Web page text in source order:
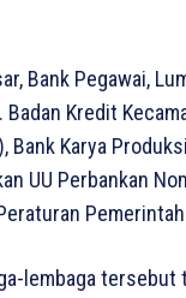
Bank Pegawai,
Kredit
Bank Karya
UU Perbankan
lembaga tersebut